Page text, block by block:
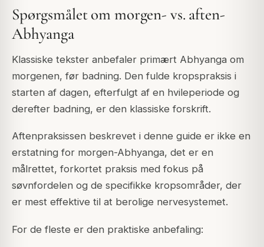
Spørgsmålet om morgen- vs. aften-
Abhyanga
Klassiske tekster anbefaler primært Abhyanga om
morgenen, før badning. Den fulde kropspraksis i
starten af dagen, efterfulgt af en hvileperiode og
derefter badning, er den klassiske forskrift.
Aftenpraksissen beskrevet i denne guide er ikke en
erstatning for morgen-Abhyanga, det er en
målrettet, forkortet praksis med fokus på
søvnfordelen og de specifikke kropsområder, der
er mest effektive til at berolige nervesystemet.
For de fleste er den praktiske anbefaling: